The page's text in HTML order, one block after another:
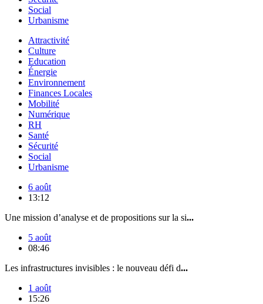
Social
Urbanisme
Attractivité
Culture
Education
Énergie
Environnement
Finances Locales
Mobilité
Numérique
RH
Santé
Sécurité
Social
Urbanisme
6 août
13:12
Une mission d’analyse et de propositions sur la si...
5 août
08:46
Les infrastructures invisibles : le nouveau défi d...
1 août
15:26